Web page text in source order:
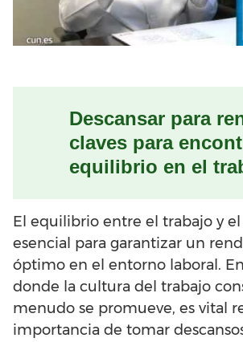
Descansar para
claves para
equilibrio en el
El equilibrio entre el trabajo y el
esencial para garantizar un
óptimo en el entorno laboral.
donde la cultura del trabajo
menudo se promueve, es vital
importancia de tomar